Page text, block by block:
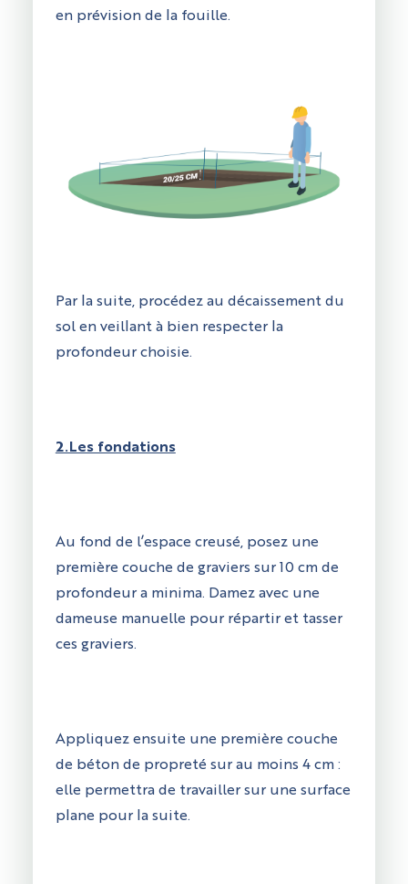
en prévision de la fouille.
Par la suite, procédez au décaissement du
sol en veillant à bien respecter la
profondeur choisie.
2.Les fondations
Au fond de l’espace creusé, posez une
première couche de graviers sur 10 cm de
profondeur a minima. Damez avec une
dameuse manuelle pour répartir et tasser
ces graviers.
Appliquez ensuite une première couche
de béton de propreté sur au moins 4 cm :
elle permettra de travailler sur une surface
plane pour la suite.